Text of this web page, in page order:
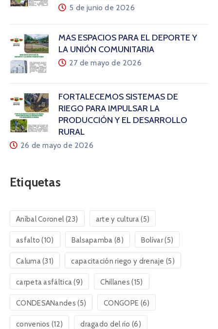
5 de junio de 2026
MÁS ESPACIOS PARA EL DEPORTE Y
LA UNIÓN COMUNITARIA
27 de mayo de 2026
FORTALECEMOS SISTEMAS DE
RIEGO PARA IMPULSAR LA
PRODUCCIÓN Y EL DESARROLLO
RURAL
26 de mayo de 2026
Etiquetas
Aníbal Coronel(23) arte y cultura(5)
asfalto (10) Balsapamba (8) Bolívar(5)
Caluma(31) capacitación riego y drenaje (5)
carpeta asfáltica(9) Chillanes (15)
CONDESANandes (5) CONGOPE (6)
convenios (12) dragado del río (6)